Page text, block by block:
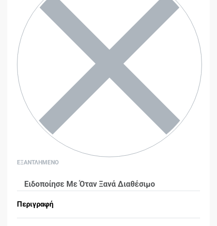
ΕΞΑΝΤΛΗΜΕΝΟ
Ειδοποίησε Με Όταν Ξανά Διαθέσιμο
Περιγραφή